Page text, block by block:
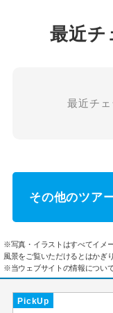
最近チ
最近チ
その他のツア
※写真・イラストはすべてイメ
風景をご覧いただけるとはかぎ
※当ウェブサイトの情報につい
PickUp